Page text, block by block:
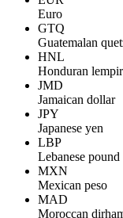
Euro
GTQ
Guatemalan
HNL
Honduran
JMD
Jamaican dollar
JPY
Japanese yen
LBP
Lebanese pound
MXN
Mexican peso
MAD
Moroccan